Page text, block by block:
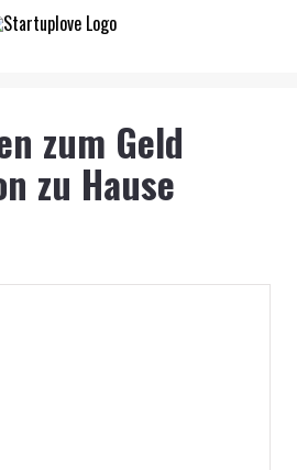
zum Geld
zu Hause